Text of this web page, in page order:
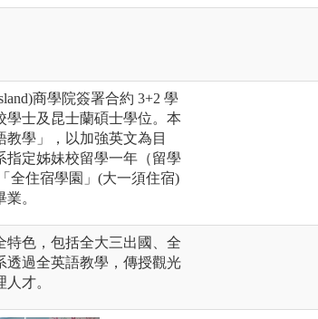
商學院簽署合約 3+2 學
學士及昆士蘭碩士學位。本
學」，以加強英文為目
指定姊妹校留學一年（留學
全住宿學園」(大一須住宿)
。
特色，包括全大三出國、全
透過全英語教學，傳授觀光
才。